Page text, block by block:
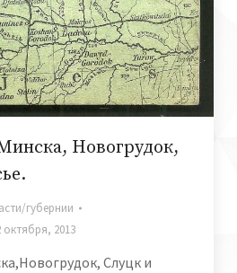
Новогрудок,
губернии
октября, 2013
Слуцк и